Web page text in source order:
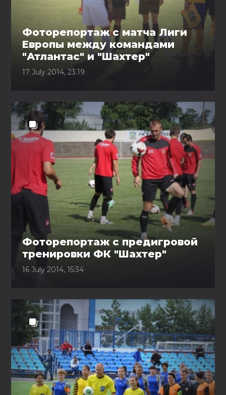
Фоторепортаж с матча Лиги
Европы между командами
"Атлантас" и "Шахтер"
17 July 2014, 23:19
Фоторепортаж с предигровой
тренировки ФК "Шахтер"
16 July 2014, 15:34